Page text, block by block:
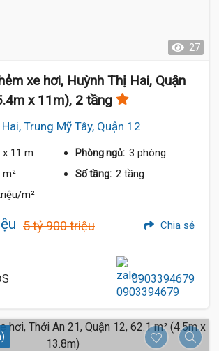
27
xe hơi, Huỳnh Thị Hai, Quận
x 11m), 2 tầng
Trung Mỹ Tây, Quận 12
x 11 m Phòng ngủ: 3 phòng
m² Số tầng: 2 tầng
m²
5 tỷ 900 triệu Chia sẻ
0903394679